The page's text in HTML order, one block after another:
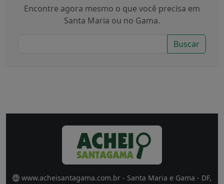
Encontre agora mesmo o que você precisa em
Santa Maria ou no Gama.
Buscar
www.acheisantagama.com.br - Santa Maria e Gama - DF,